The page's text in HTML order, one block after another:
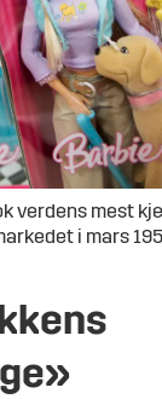
verdens mest
i mars